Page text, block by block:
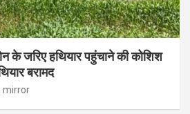
के जरिए हथियार पहुंचाने की कोशिश
बरामद
mirror